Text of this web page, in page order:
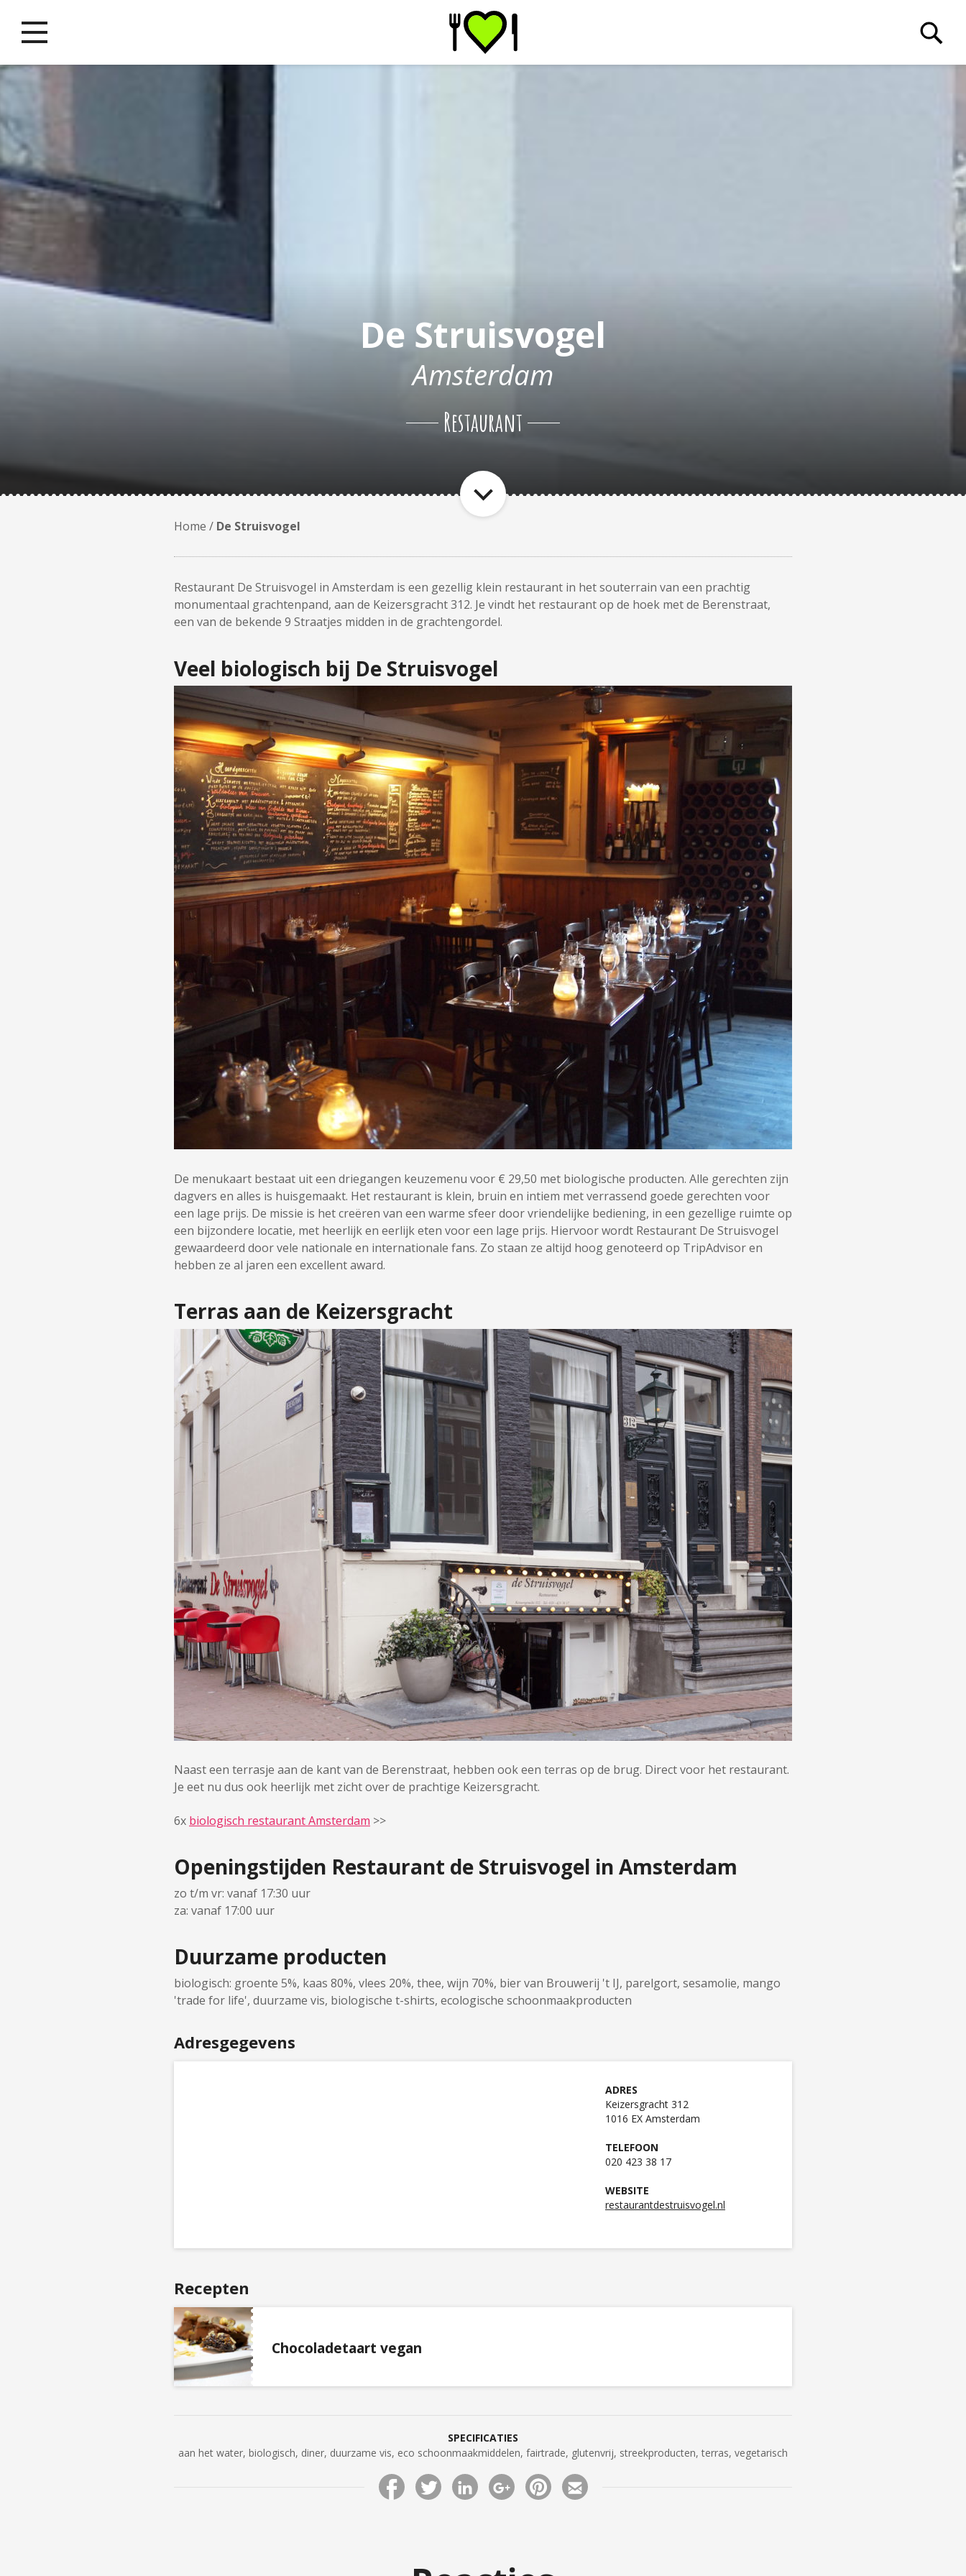
De Struisvogel
Amsterdam
Restaurant
Home / De Struisvogel
Restaurant De Struisvogel in Amsterdam is een gezellig klein restaurant in het souterrain van een prachtig
monumentaal grachtenpand, aan de Keizersgracht 312. Je vindt het restaurant op de hoek met de Berenstraat,
een van de bekende 9 Straatjes midden in de grachtengordel.
Veel biologisch bij De Struisvogel
De menukaart bestaat uit een driegangen keuzemenu voor € 29,50 met biologische producten. Alle gerechten zijn
dagvers en alles is huisgemaakt. Het restaurant is klein, bruin en intiem met verrassend goede gerechten voor
een lage prijs. De missie is het creëren van een warme sfeer door vriendelijke bediening, in een gezellige ruimte op
een bijzondere locatie, met heerlijk en eerlijk eten voor een lage prijs. Hiervoor wordt Restaurant De Struisvogel
gewaardeerd door vele nationale en internationale fans. Zo staan ze altijd hoog genoteerd op TripAdvisor en
hebben ze al jaren een excellent award.
Terras aan de Keizersgracht
Naast een terrasje aan de kant van de Berenstraat, hebben ook een terras op de brug. Direct voor het restaurant.
Je eet nu dus ook heerlijk met zicht over de prachtige Keizersgracht.
6x biologisch restaurant Amsterdam >>
Openingstijden Restaurant de Struisvogel in Amsterdam
zo t/m vr: vanaf 17:30 uur
za: vanaf 17:00 uur
Duurzame producten
biologisch: groente 5%, kaas 80%, vlees 20%, thee, wijn 70%, bier van Brouwerij 't IJ, parelgort, sesamolie, mango
'trade for life', duurzame vis, biologische t-shirts, ecologische schoonmaakproducten
Adresgegevens
ADRES
Keizersgracht 312
1016 EX Amsterdam
TELEFOON
020 423 38 17
WEBSITE
restaurantdestruisvogel.nl
Recepten
Chocoladetaart vegan
SPECIFICATIES
aan het water, biologisch, diner, duurzame vis, eco schoonmaakmiddelen, fairtrade, glutenvrij, streekproducten, terras, vegetarisch